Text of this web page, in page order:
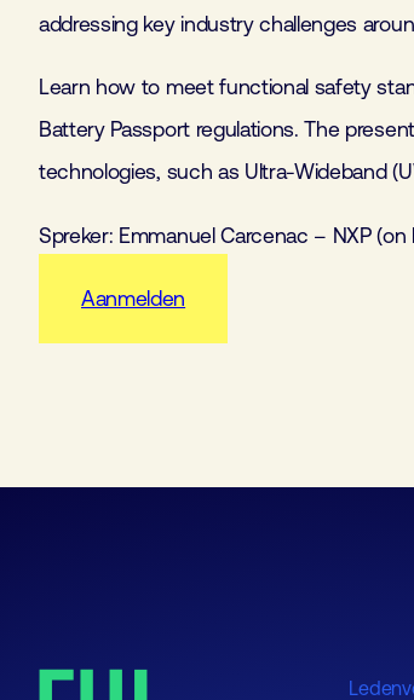
addressing key industry challenges
Learn how to meet functional safety
Battery Passport regulations. The
technologies, such as Ultra-Wideband
Spreker: Emmanuel Carcenac – NXP (on
Aanmelden